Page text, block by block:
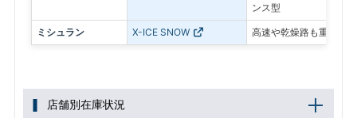
ンス型
ミシュラン X-ICE SNOW 高速や乾燥路も重視し
店舗別在庫状況